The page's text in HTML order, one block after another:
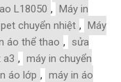
L18050 ,
Máy in
chuyển nhiệt ,
Máy
áo thể thao ,
sửa
a3 , máy in chuyển
áo lớp , máy in áo